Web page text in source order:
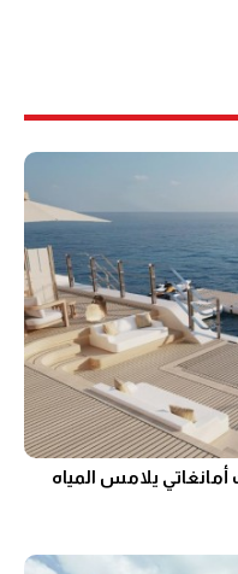
يلامس المياه